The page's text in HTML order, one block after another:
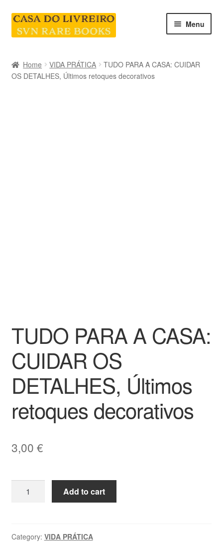
Skip
to
Skip
to
Menu
CATEGORIAS E COLEÇÕES
Home VIDA PRÁTICA
TUDO PARA A CASA: CUIDAR
OS DETALHES, Últimos retoques decorativos
TUDO PARA A CASA:
CUIDAR OS
DETALHES, Últimos
retoques decorativos
3,00 €
PARA
CUIDAR
Add to cart
Category: VIDA PRÁTICA